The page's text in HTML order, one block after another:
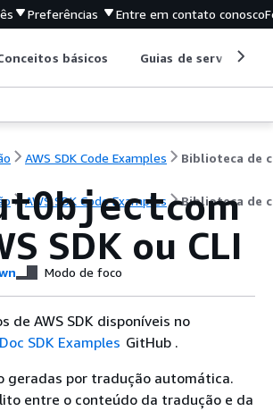
Preferências Entre em contato conosco
básicos Guias de serviço
AWS SDK Code Examples
AWS SDK Code Examples Biblioteca de
com
SDK ou CLI
Modo de foco
de AWS SDK disponíveis no
SDK Examples GitHub .
geradas por tradução automática.
entre o conteúdo da tradução e da